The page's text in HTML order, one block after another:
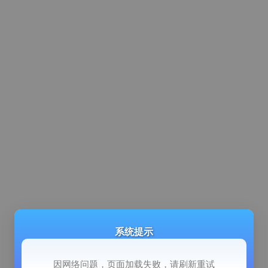
系统提示
因网络问题，页面加载失败，请刷新重试